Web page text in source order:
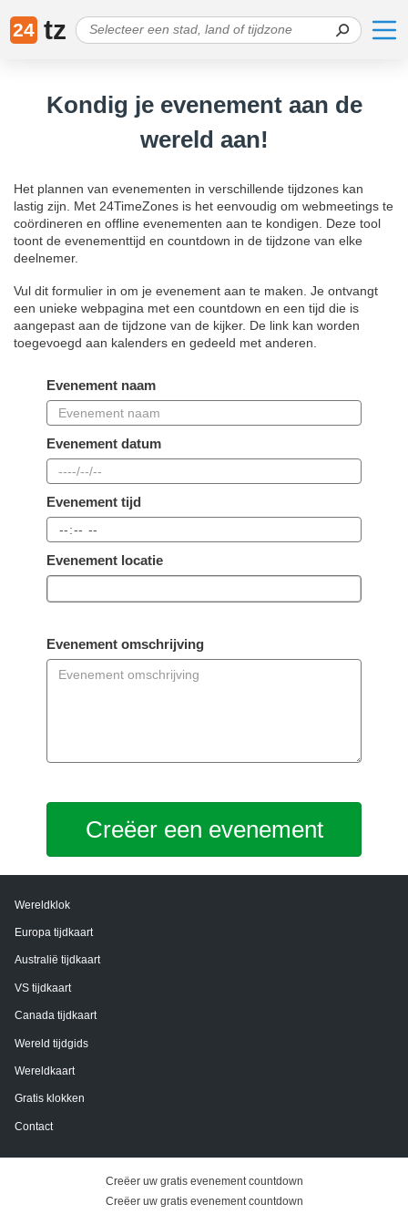
24 tz
Kondig je evenement aan de
wereld aan!
Het plannen van evenementen in verschillende tijdzones kan
lastig zijn. Met 24TimeZones is het eenvoudig om webmeetings te
coördineren en offline evenementen aan te kondigen. Deze tool
toont de evenementtijd en countdown in de tijdzone van elke
deelnemer.
Vul dit formulier in om je evenement aan te maken. Je ontvangt
een unieke webpagina met een countdown en een tijd die is
aangepast aan de tijdzone van de kijker. De link kan worden
toegevoegd aan kalenders en gedeeld met anderen.
Evenement naam
Evenement datum
Evenement tijd
Evenement locatie
Evenement omschrijving
Creëer een evenement
Wereldklok
Europa tijdkaart
Australië tijdkaart
VS tijdkaart
Canada tijdkaart
Wereld tijdgids
Wereldkaart
Gratis klokken
Contact
Creëer uw gratis evenement countdown
Creëer uw gratis evenement countdown